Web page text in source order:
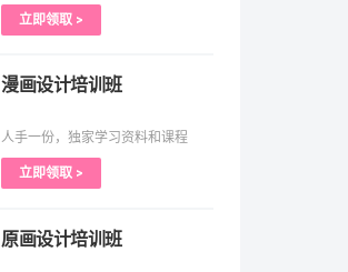
立即领取 >
漫画设计培训班
人手一份，独家学习资料和课程
立即领取 >
原画设计培训班